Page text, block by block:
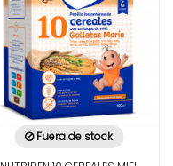
Fuera de stock